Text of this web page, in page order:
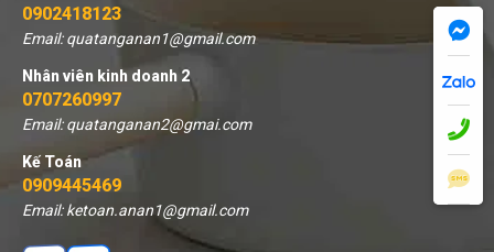
0902418123
Email: quatanganan1@gmail.com
Nhân viên kinh doanh 2
0707260997
Email: quatanganan2@gmai.com
Kế Toán
0909445469
Email: ketoan.anan1@gmail.com